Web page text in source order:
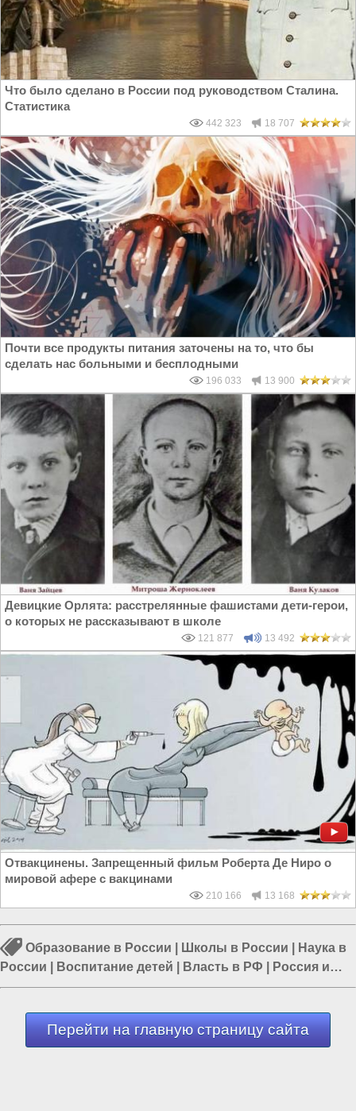
Что было сделано в России под руководством Сталина.
Статистика
442 323 18 707
Почти все продукты питания заточены на то, что бы
сделать нас больными и бесплодными
196 033 13 900
Девицкие Орлята: расстрелянные фашистами дети-герои,
о которых не рассказывают в школе
121 877 13 492
Отвакцинены. Запрещенный фильм Роберта Де Ниро о
мировой афере с вакцинами
210 166 13 168
Образование в России Школы в России
Наука в
России
Воспитание детей Власть в РФ
Россия и
Евразия|Политика в России
Перейти на главную страницу сайта